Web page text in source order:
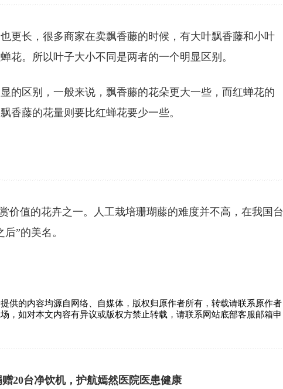
更长，很多商家在卖飘香藤的时候，有大叶飘香藤和小叶
花。所以叶子大小不同是两者的一个明显区别。
的区别，一般来说，飘香藤的花朵更大一些，而红蝉花的
香藤的花量则要比红蝉花要少一些。
价值的花卉之一。人工栽培珊瑚藤的难度并不高，在我国台
”的美名。
供的内容均源自网络、自媒体，版权归原作者所有，转载请联系原作者
，如对本文内容有异议或版权方禁止转载，请联系网站底部客服邮箱申
赠20台净饮机，护航嫣然医院医患健康